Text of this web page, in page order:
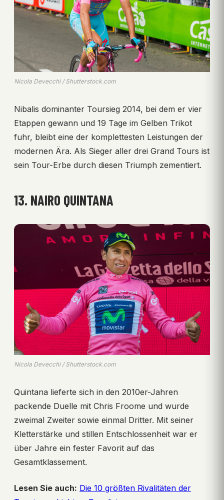
Nicola Devecchi / Shutterstock.com
Nibalis dominanter Toursieg 2014, bei dem er vier
Etappen gewann und 19 Tage im Gelben Trikot
fuhr, bleibt eine der komplettesten Leistungen der
modernen Ära. Als Sieger aller drei Grand Tours ist
sein Tour-Erbe durch diesen Triumph zementiert.
13. NAIRO QUINTANA
Nicola Devecchi / Shutterstock.com
Quintana lieferte sich in den 2010er-Jahren
packende Duelle mit Chris Froome und wurde
zweimal Zweiter sowie einmal Dritter. Mit seiner
Kletterstärke und stillen Entschlossenheit war er
über Jahre ein fester Favorit auf das
Gesamtklassement.
Lesen Sie auch: Die 10 größten Rivalitäten der